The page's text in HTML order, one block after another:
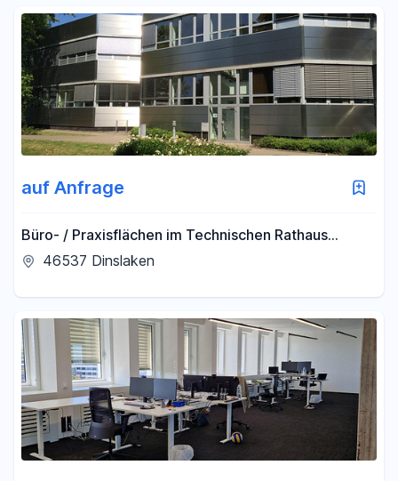
auf Anfrage
Büro- / Praxisflächen im Technischen Rathaus
Dinslaken | Teilbar ab 81 m² | Kostenfreie Parkplätze
46537 Dinslaken